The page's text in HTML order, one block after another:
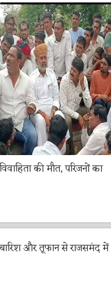
की मौत, परिजनों का
और तूफान से राजसमंद में